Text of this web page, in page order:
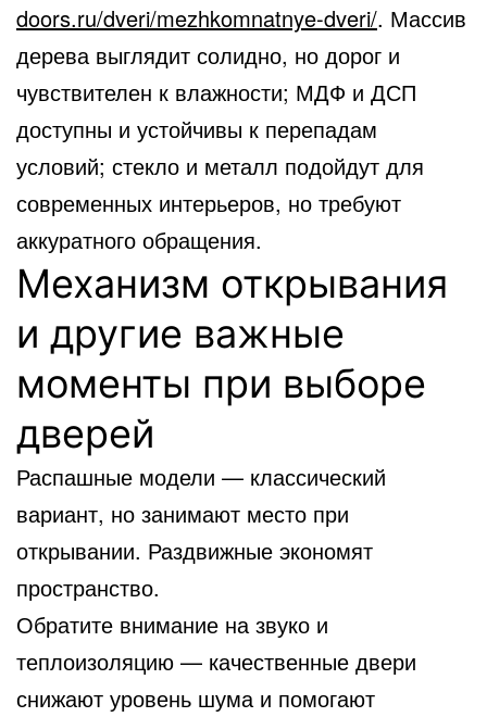
doors.ru/dveri/mezhkomnatnye-dveri/. Массив
дерева выглядит солидно, но дорог и
чувствителен к влажности; МДФ и ДСП
доступны и устойчивы к перепадам
условий; стекло и металл подойдут для
современных интерьеров, но требуют
аккуратного обращения.
Механизм открывания
и другие важные
моменты при выборе
дверей
Распашные модели — классический
вариант, но занимают место при
открывании. Раздвижные экономят
пространство.
Обратите внимание на звуко и
теплоизоляцию — качественные двери
снижают уровень шума и помогают